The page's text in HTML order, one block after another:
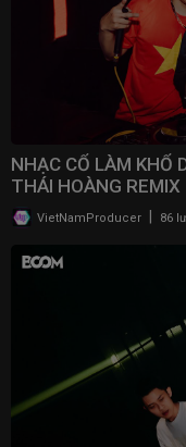
NHẠC CỔ LÀM KHỔ
THÁI HOÀNG
VietNamProducer 86